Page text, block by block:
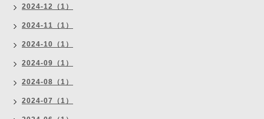
2024-12（1）
2024-11（1）
2024-10（1）
2024-09（1）
2024-08（1）
2024-07（1）